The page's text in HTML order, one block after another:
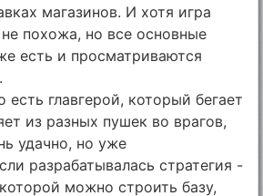
магазинов. И хотя игра
похожа, но все основные
есть и просматриваются
есть главгерой, который бегает
из разных пушек во врагов,
удачно, но уже
разрабатывалась стратегия -
можно строить базу,